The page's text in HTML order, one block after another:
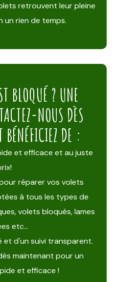
retrouvent leur pleine
un rien de temps.
BLOQUÉ ? UNE
NOUS DÈS
DE :
et efficace et au juste
réparer vos volets
à tous les types de
volets bloqués, lames
etc…
et d'un suivi transparent.
maintenant pour un
et efficace !